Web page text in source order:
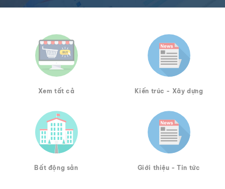
Xem tất cả Kiến trúc - Xây dựng
Bất động sản Giới thiệu - Tin tức